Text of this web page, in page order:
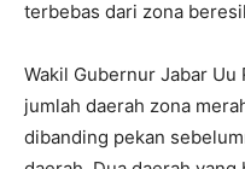
terbebas dari zona
Wakil Gubernur Jabar
jumlah daerah zona
dibanding pekan